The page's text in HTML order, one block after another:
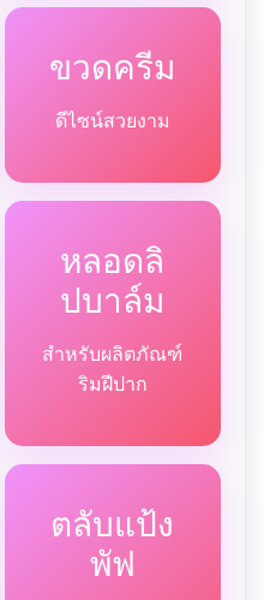
ขวดครีม
ดีไซน์สวยงาม
หลอดลิ
ปบาล์ม
สำหรับผลิตภัณฑ์
ริมฝีปาก
ตลับแป้ง
พัฟ